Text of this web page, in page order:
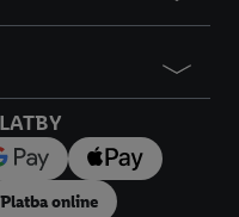
Platba online